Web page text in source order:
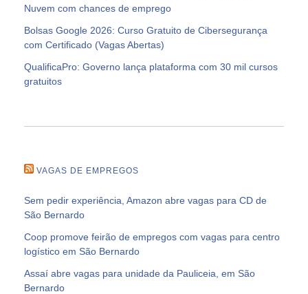
Nuvem com chances de emprego
Bolsas Google 2026: Curso Gratuito de Cibersegurança
com Certificado (Vagas Abertas)
QualificaPro: Governo lança plataforma com 30 mil cursos
gratuitos
VAGAS DE EMPREGOS
Sem pedir experiência, Amazon abre vagas para CD de
São Bernardo
Coop promove feirão de empregos com vagas para centro
logístico em São Bernardo
Assaí abre vagas para unidade da Pauliceia, em São
Bernardo